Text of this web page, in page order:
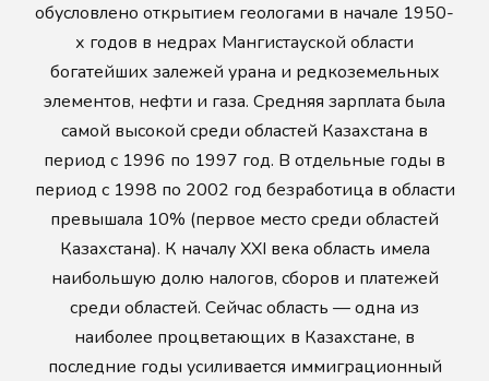
обусловлено открытием геологами в начале 1950-
х годов в недрах Мангистауской области
богатейших залежей урана и редкоземельных
элементов, нефти и газа. Средняя зарплата была
самой высокой среди областей Казахстана в
период с 1996 по 1997 год. В отдельные годы в
период с 1998 по 2002 год безработица в области
превышала 10% (первое место среди областей
Казахстана). К началу XXI века область имела
наибольшую долю налогов, сборов и платежей
среди областей. Сейчас область — одна из
наиболее процветающих в Казахстане, в
последние годы усиливается иммиграционный